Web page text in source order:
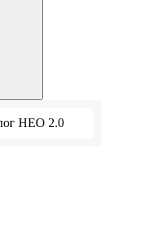
НЕО 2.0